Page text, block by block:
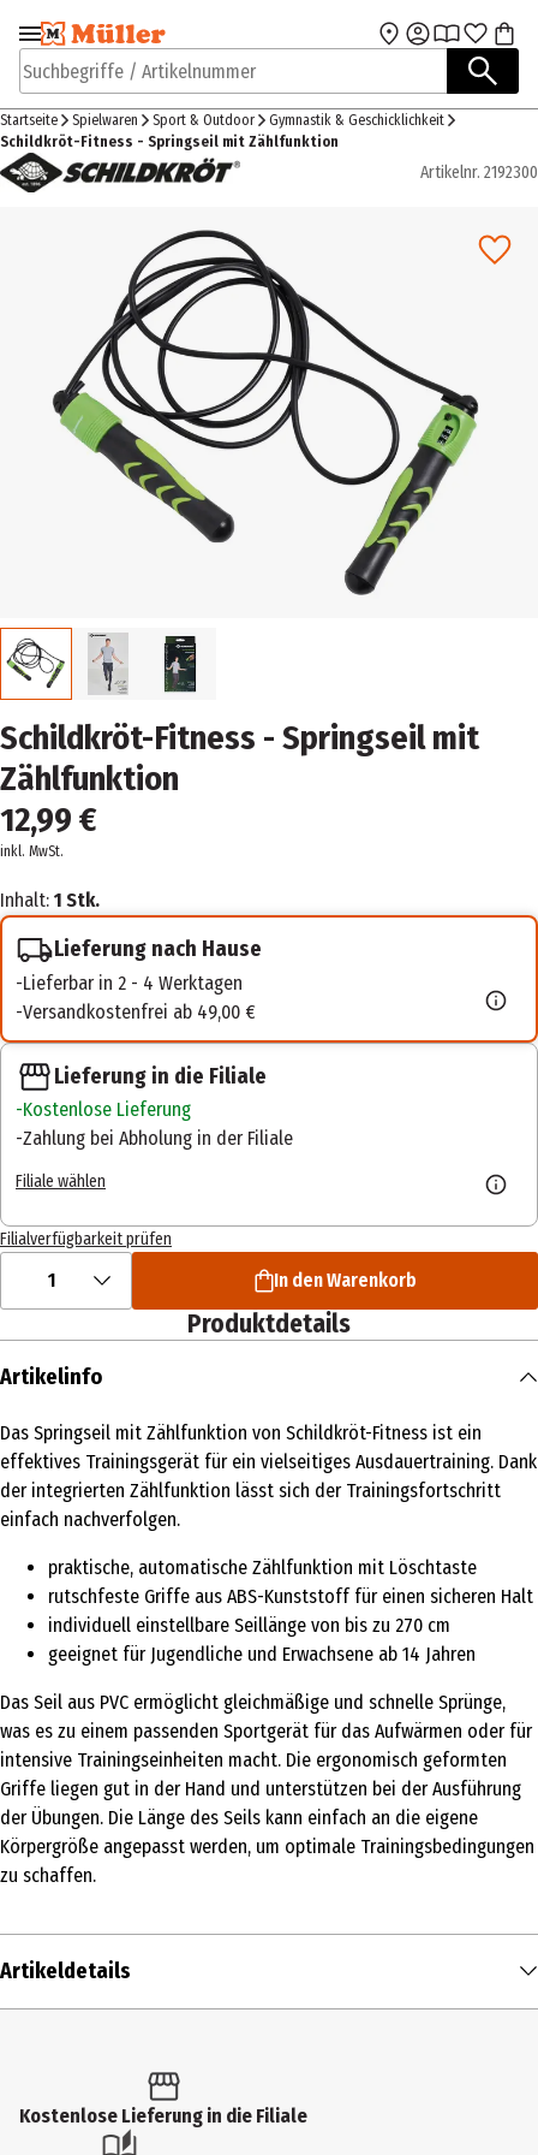
Zur Navigation
springen
Zum Hauptinhalt
Suchbegriffe / Artikelnummer
Startseite Spielwaren Sport & Outdoor
Gymnastik & Geschicklichkeit
Schildkröt-Fitness - Springseil mit Zählfunktion
Artikelnr. 2192300
Schildkröt-Fitness - Springseil mit
Zählfunktion
12,99 €
inkl. MwSt.
Inhalt: 1 Stk.
Lieferung nach Hause
Lieferbar in 2 - 4 Werktagen
Versandkostenfrei ab 49,00 €
Lieferung in die Filiale
Kostenlose Lieferung
Zahlung bei Abholung in der Filiale
Filiale wählen
Filialverfügbarkeit prüfen
1 In den Warenkorb
Produktdetails
Artikelinfo
Das Springseil mit Zählfunktion von Schildkröt-Fitness ist ein
effektives Trainingsgerät für ein vielseitiges Ausdauertraining. Dank
der integrierten Zählfunktion lässt sich der Trainingsfortschritt
einfach nachverfolgen.
praktische, automatische Zählfunktion mit Löschtaste
rutschfeste Griffe aus ABS-Kunststoff für einen sicheren Halt
individuell einstellbare Seillänge von bis zu 270 cm
geeignet für Jugendliche und Erwachsene ab 14 Jahren
Das Seil aus PVC ermöglicht gleichmäßige und schnelle Sprünge,
was es zu einem passenden Sportgerät für das Aufwärmen oder für
intensive Trainingseinheiten macht. Die ergonomisch geformten
Griffe liegen gut in der Hand und unterstützen bei der Ausführung
der Übungen. Die Länge des Seils kann einfach an die eigene
Körpergröße angepasst werden, um optimale Trainingsbedingungen
zu schaffen.
Artikeldetails
Produkttyp
Kostenlose Lieferung in die Filiale